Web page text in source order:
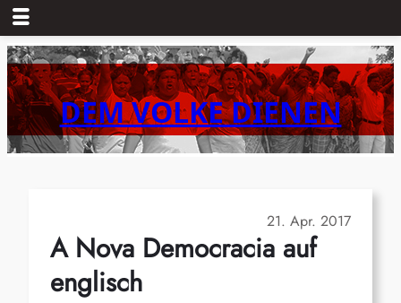
Zum
Inhalt
springenDEM VOLKE DIENEN
21. Apr. 2017
A Nova Democracia auf
englisch